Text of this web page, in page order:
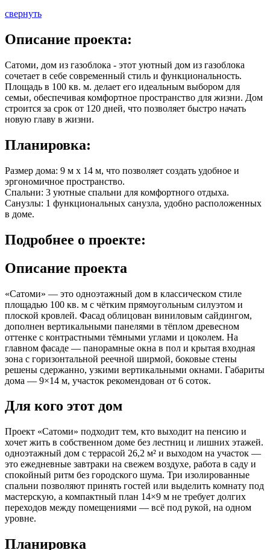
свернуть
Описание проекта:
Сатоми, дом из газоблока - этот уютный дом из газоблока
сочетает в себе современный стиль и функциональность.
Площадь в 100 кв. м. делает его идеальным выбором для
семьи, обеспечивая комфортное пространство для жизни. Дом
строится за срок от 120 дней, что позволяет быстро начать
новую главу в жизни.
Планировка:
Размер дома: 9 м x 14 м, что позволяет создать удобное и
эргономичное пространство.
Спальни: 3 уютные спальни для комфортного отдыха.
Санузлы: 1 функциональных санузла, удобно расположенных
в доме.
Подробнее о проекте:
Описание проекта
«Сатоми» — это одноэтажный дом в классическом стиле
площадью 100 кв. м с чётким прямоугольным силуэтом и
плоской кровлей. Фасад облицован виниловым сайдингом,
дополнен вертикальными панелями в тёплом древесном
оттенке с контрастными тёмными углами и цоколем. На
главном фасаде — панорамные окна в пол и крытая входная
зона с горизонтальной реечной ширмой, боковые стены
решены сдержанно, узкими вертикальными окнами. Габариты
дома — 9×14 м, участок рекомендован от 6 соток.
Для кого этот дом
Проект «Сатоми» подходит тем, кто выходит на пенсию и
хочет жить в собственном доме без лестниц и лишних этажей.
одноэтажный дом с террасой 26,2 м² и выходом на участок —
это ежедневные завтраки на свежем воздухе, работа в саду и
спокойный ритм без городского шума. Три изолированные
спальни позволяют принять гостей или выделить комнату под
мастерскую, а компактный план 14×9 м не требует долгих
переходов между помещениями — всё под рукой, на одном
уровне.
Планировка